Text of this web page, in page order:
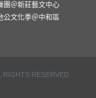
團＠新莊藝文中心
公文化季＠中和區
RESERVED